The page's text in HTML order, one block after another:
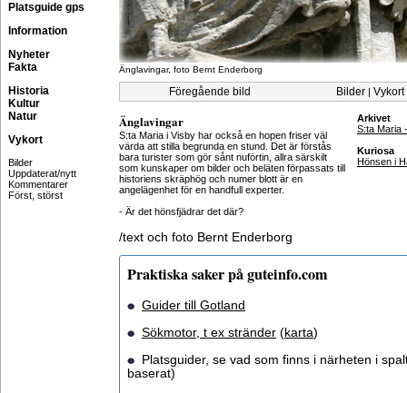
Platsguide gps
Information
Nyheter
Fakta
Historia
Kultur
Natur
Vykort
Bilder
Uppdaterat/nytt
Kommentarer
Först, störst
Änglavingar, foto Bernt Enderborg
Föregående bild Bilder| Vykort
Änglavingar
S:ta Maria i Visby har också en hopen friser väl
värda att stilla begrunda en stund. Det är förstås
bara turister som gör sånt nuförtin, allra särskilt
som kunskaper om bilder och beläten förpassats till
historiens skräphög och numer blott är en
angelägenhet för en handfull experter.
- Är det hönsfjädrar det där?
Arkivet
S:ta Maria
Kuriosa
Hönsen i
/text och foto Bernt Enderborg
Praktiska saker på guteinfo.com
Guider till Gotland
Sökmotor, t ex stränder (karta)
Platsguider, se vad som finns i närheten i
baserat)